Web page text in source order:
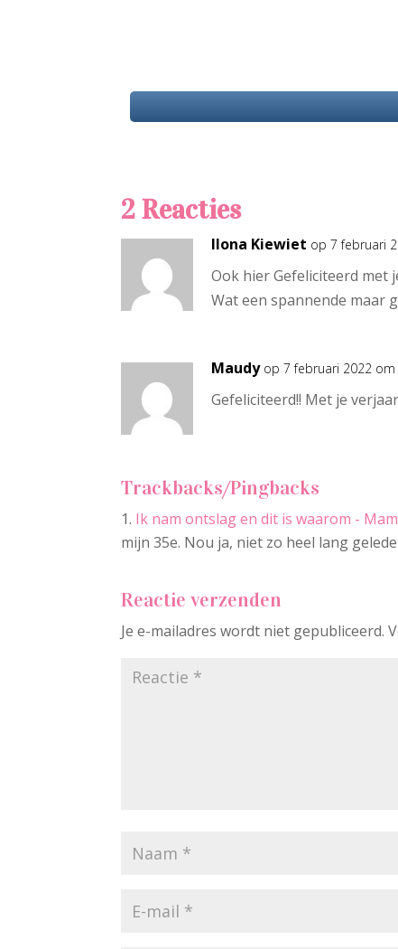
2 Reacties
Ilona Kiewiet op 7 februari
Ook hier Gefeliciteerd met
Wat een spannende maar
Maudy op 7 februari 2022 om
Gefeliciteerd!! Met je
Trackbacks/Pingbacks
Ik nam ontslag en dit is waarom -
mijn 35e. Nou ja, niet zo heel lang
Reactie verzenden
Je e-mailadres wordt niet gepubliceerd.